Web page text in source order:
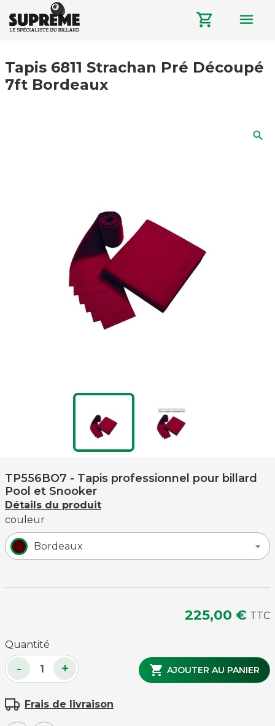
shopping_cart menu
Tapis 6811 Strachan Pré Découpé
7ft Bordeaux
search
TP556BO7 - Tapis professionnel pour billard
Pool et Snooker
Détails du produit
couleur
Bordeaux
225,00 € TTC
Quantité
- +  AJOUTER AU PANIER
Frais de livraison